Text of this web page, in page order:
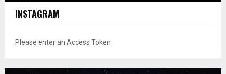
INSTAGRAM
Please enter an Access Token